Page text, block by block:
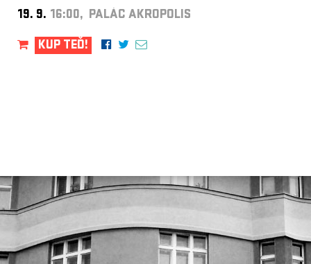
19. 9. 16:00, PALÁC AKROPOLIS
KUP TEĎ!